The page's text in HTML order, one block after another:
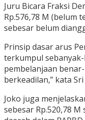
Juru Bicara Fraksi
Rp.576,78 M (belum
sebesar belum
Prinsip dasar arus
terkumpul
pembelanjaan
berkeadilan,” kata Sri
Joko juga
sebesar Rp.520,78